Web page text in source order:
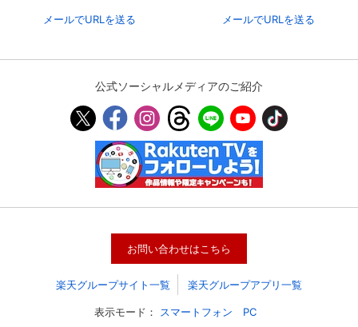
基本情報、本人連絡先、パスワード 、クレ
決済方法の変更が可能です。
メールでURLを送る メールでURLを送る
公式ソーシャルメディアのご紹介
お問い合わせはこちら
楽天グループサイト一覧 楽天グループアプリ一覧
表示モード： スマートフォン PC